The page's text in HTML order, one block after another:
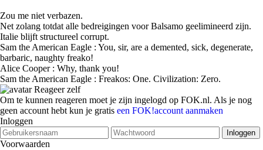
Zou me niet verbazen.
Net zolang totdat alle bedreigingen voor Balsamo geelimineerd zijn.
Italie blijft structureel corrupt.
Sam the American Eagle : You, sir, are a demented, sick, degenerate,
barbaric, naughty freako!
Alice Cooper : Why, thank you!
Sam the American Eagle : Freakos: One. Civilization: Zero.
Reageer zelf
Om te kunnen reageren moet je zijn ingelogd op FOK.nl. Als je nog
geen account hebt kun je gratis een FOK!account aanmaken
Inloggen
Voorwaarden